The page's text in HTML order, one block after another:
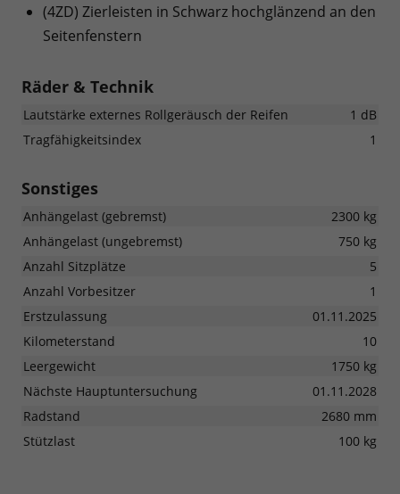
(4ZD) Zierleisten in Schwarz hochglänzend an den
Seitenfenstern
Räder & Technik
Lautstärke externes Rollgeräusch der Reifen
1 dB
Tragfähigkeitsindex
1
Sonstiges
Anhängelast (gebremst)
2300 kg
Anhängelast (ungebremst)
750 kg
Anzahl Sitzplätze
5
Anzahl Vorbesitzer
1
Erstzulassung
01.11.2025
Kilometerstand
10
Leergewicht
1750 kg
Nächste Hauptuntersuchung
01.11.2028
Radstand
2680 mm
Stützlast
100 kg